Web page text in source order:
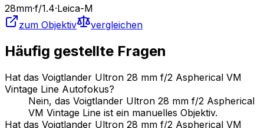
28mm·f/1.4·Leica-M
zum Objektiv
vergleichen
Häufig gestellte Fragen
Hat das Voigtlander Ultron 28 mm f/2 Aspherical VM
Vintage Line Autofokus?
Nein, das Voigtlander Ultron 28 mm f/2 Aspherical
VM Vintage Line ist ein manuelles Objektiv.
Hat das Voigtlander Ultron 28 mm f/2 Aspherical VM